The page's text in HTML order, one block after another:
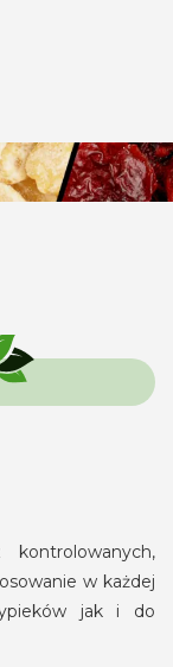
w każdej
jak i do